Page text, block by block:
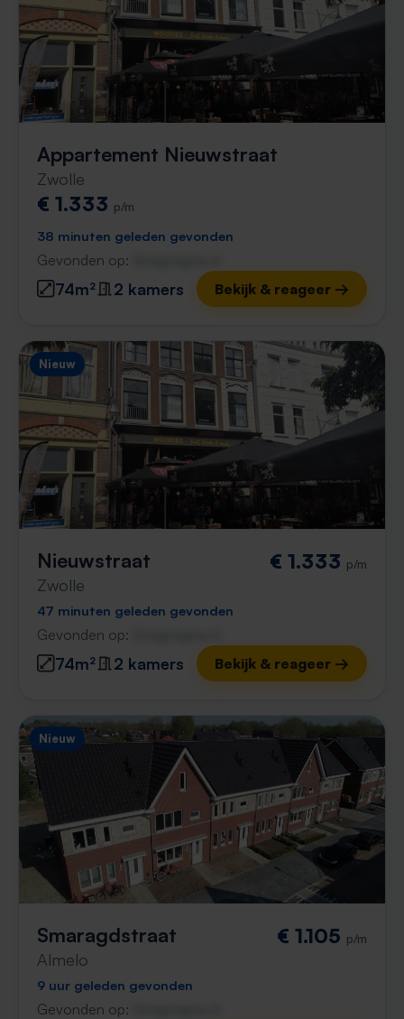
Appartement Nieuwstraat
Zwolle
€ 1.333 p/m
38 minuten geleden gevonden
Gevonden op:
74m² 2 kamers Bekijk & reageer →
Nieuw
Nieuwstraat
Zwolle
€ 1.333 p/m
47 minuten geleden gevonden
Gevonden op:
74m² 2 kamers Bekijk & reageer →
Nieuw
Smaragdstraat
Almelo
€ 1.105 p/m
9 uur geleden gevonden
Gevonden op: